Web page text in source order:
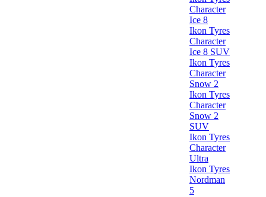
Character
Ice 8
Ikon Tyres
Character
Ice 8 SUV
Ikon Tyres
Character
Snow 2
Ikon Tyres
Character
Snow 2
SUV
Ikon Tyres
Character
Ultra
Ikon Tyres
Nordman
5